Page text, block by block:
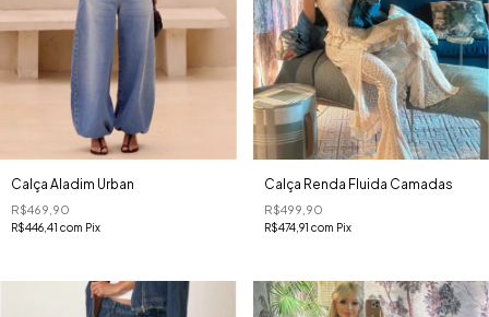
Calça Aladim Urban
R$469,90
R$446,41 com Pix
Calça Renda Fluida Camadas
R$499,90
R$474,91 com Pix